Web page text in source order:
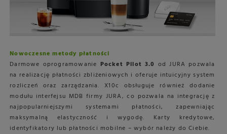
Nowoczesne metody płatności
Darmowe oprogramowanie Pocket Pilot 3.0 od JURA pozwala
na realizację płatności zbliżeniowych i oferuje intuicyjny system
rozliczeń oraz zarządzania. X10c obsługuje również dodanie
modułu interfejsu MDB firmy JURA, co pozwala na integrację z
najpopularniejszymi systemami płatności, zapewniając
maksymalną elastyczność i wygodę. Karty kredytowe,
identyfikatory lub płatności mobilne – wybór należy do Ciebie.